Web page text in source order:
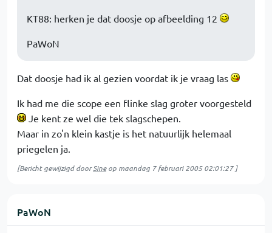
KT88: herken je dat doosje op afbeelding 12
PaWoN
Dat doosje had ik al gezien voordat ik je vraag las
Ik had me die scope een flinke slag groter voorgesteld
Je kent ze wel die tek slagschepen.
Maar in zo'n klein kastje is het natuurlijk helemaal
priegelen ja.
[Bericht gewijzigd doorSineop maandag 7 februari 2005 02:01:27]
PaWoN